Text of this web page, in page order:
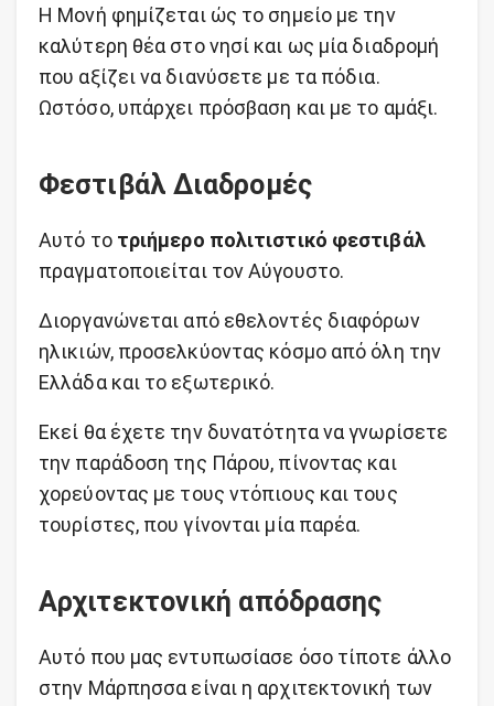
Η Μονή φημίζεται ώς το σημείο με την
καλύτερη θέα στο νησί και ως μία διαδρομή
που αξίζει να διανύσετε με τα πόδια.
Ωστόσο, υπάρχει πρόσβαση και με το αμάξι.
Φεστιβάλ Διαδρομές
Αυτό το τριήμερο πολιτιστικό φεστιβάλ
πραγματοποιείται τον Αύγουστο.
Διοργανώνεται από εθελοντές διαφόρων
ηλικιών, προσελκύοντας κόσμο από όλη την
Ελλάδα και το εξωτερικό.
Εκεί θα έχετε την δυνατότητα να γνωρίσετε
την παράδοση της Πάρου, πίνοντας και
χορεύοντας με τους ντόπιους και τους
τουρίστες, που γίνονται μία παρέα.
Αρχιτεκτονική απόδρασης
Αυτό που μας εντυπωσίασε όσο τίποτε άλλο
στην Μάρπησσα είναι η αρχιτεκτονική των